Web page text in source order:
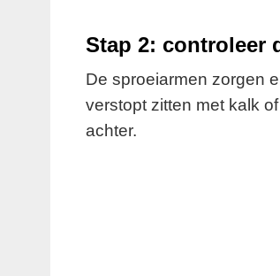
Stap 2: controleer
De sproeiarmen zorgen
verstopt zitten met kalk
achter.